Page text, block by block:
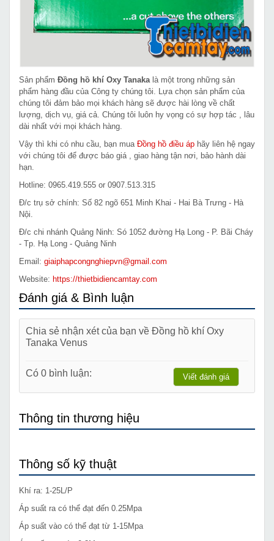
Sản phẩm Đồng hồ khí Oxy Tanaka là một trong những sản
phẩm hàng đầu của Công ty chúng tôi. Lựa chọn sản phẩm của
chúng tôi đảm bảo mọi khách hàng sẽ được hài lòng về chất
lượng, dịch vụ, giá cả. Chúng tôi luôn hy vọng có sự hợp tác , lâu
dài nhất với mọi khách hàng.
Vậy thì khi có nhu cầu, bạn mua Đồng hồ điều áp hãy liên hệ ngay
với chúng tôi để được báo giá , giao hàng tận nơi, bảo hành dài
hạn.
Hotline: 0965.419.555 or 0907.513.315
Đ/c trụ sở chính: Số 82 ngõ 651 Minh Khai - Hai Bà Trưng - Hà
Nội.
Đ/c chi nhánh Quảng Ninh: Só 1052 đường Hạ Long - P. Bãi Cháy
- Tp. Hạ Long - Quảng Ninh
Email: giaiphapcongnghiepvn@gmail.com
Website: https://thietbidiencamtay.com
Đánh giá & Bình luận
Chia sẻ nhận xét của bạn về Đồng hồ khí Oxy
Tanaka Venus
Có 0 bình luận: Viết đánh giá
Thông tin thương hiệu
Thông số kỹ thuật
Khí ra: 1-25L/P
Áp suất ra có thể đạt đến 0.25Mpa
Áp suất vào có thể đạt từ 1-15Mpa